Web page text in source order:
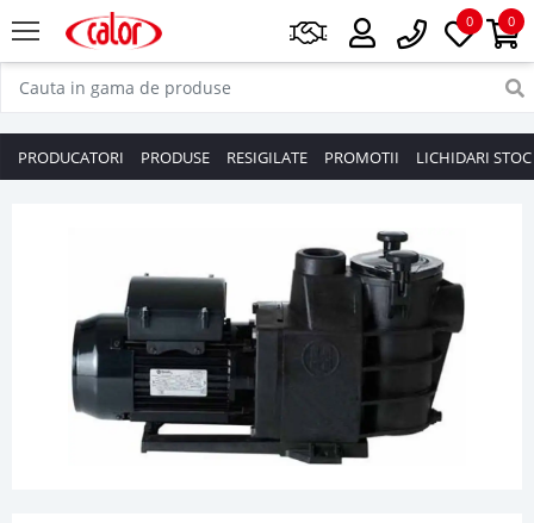
0
0
PRODUCATORI PRODUSE RESIGILATE PROMOTII LICHIDARI STOC